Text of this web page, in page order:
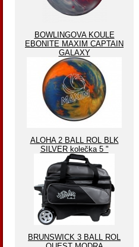
BOWLINGOVA KOULE
EBONITE MAXIM CAPTAIN
GALAXY
ALOHA 2 BALL ROL BLK
SILVER kolečka 5 "
BRUNSWICK 3 BALL ROL